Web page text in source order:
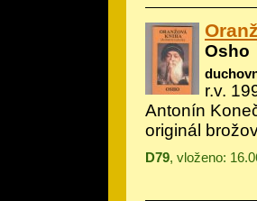
Osho
r.v.
Antonín
originál
D79, vloženo: